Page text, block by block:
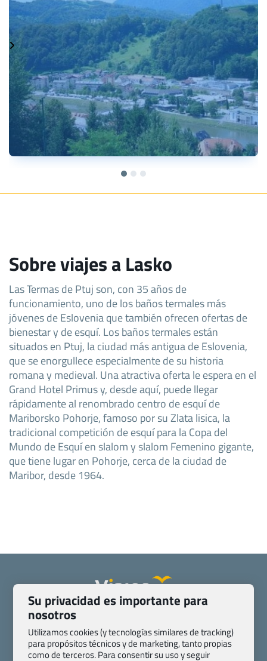
Sobre viajes a Lasko
Las Termas de Ptuj son, con 35 años de
funcionamiento, uno de los baños termales más
jóvenes de Eslovenia que también ofrecen ofertas de
bienestar y de esquí. Los baños termales están
situados en Ptuj, la ciudad más antigua de Eslovenia,
que se enorgullece especialmente de su historia
romana y medieval. Una atractiva oferta le espera en el
Grand Hotel Primus y, desde aquí, puede llegar
rápidamente al renombrado centro de esquí de
Mariborsko Pohorje, famoso por su Zlata lisica, la
tradicional competición de esquí para la Copa del
Mundo de Esquí en slalom y slalom Femenino gigante,
que tiene lugar en Pohorje, cerca de la ciudad de
Maribor, desde 1964.
Pasaporte, Visado, Salud y otras disposiciones específicas
Blog de Viajes.com
Registro de agencias
Su privacidad es importante para
nosotros
Utilizamos cookies (y tecnologías similares de tracking)
para propósitos técnicos y de marketing, tanto propias
como de terceros. Para consentir su uso y seguir